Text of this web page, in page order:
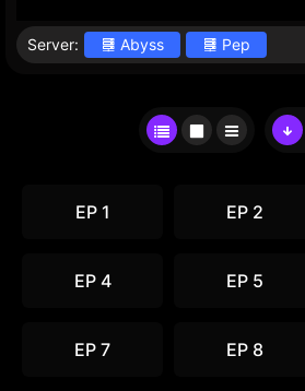
Server: Abyss Pep
EP 1 EP 2
EP 4 EP 5
EP 7 EP 8